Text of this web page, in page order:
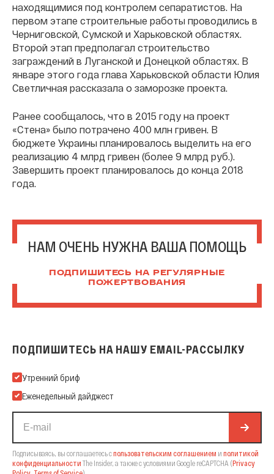
находящимися под контролем сепаратистов. На
первом этапе строительные работы проводились в
Черниговской, Сумской и Харьковской областях.
Второй этап предполагал строительство
заграждений в Луганской и Донецкой областях. В
январе этого года глава Харьковской области Юлия
Светличная рассказала о заморозке проекта.
Ранее сообщалось, что в 2015 году на проект
«Стена» было потрачено 400 млн гривен. В
бюджете Украины планировалось выделить на его
реализацию 4 млрд гривен (более 9 млрд руб.).
Завершить проект планировалось до конца 2018
года.
НАМ ОЧЕНЬ НУЖНА ВАША ПОМОЩЬ
ПОДПИШИТЕСЬ НА РЕГУЛЯРНЫЕ
ПОЖЕРТВОВАНИЯ
ПОДПИШИТЕСЬ НА НАШУ EMAIL-РАССЫЛКУ
Подпишитесь на нашу Email-рассылку
Утренний бриф
Еженедельный дайджест
Подписываясь, вы соглашаетесь спользовательским соглашением и политикой
конфиденциальности The Insider, а также с условиями Google reCAPTCHA (Privacy